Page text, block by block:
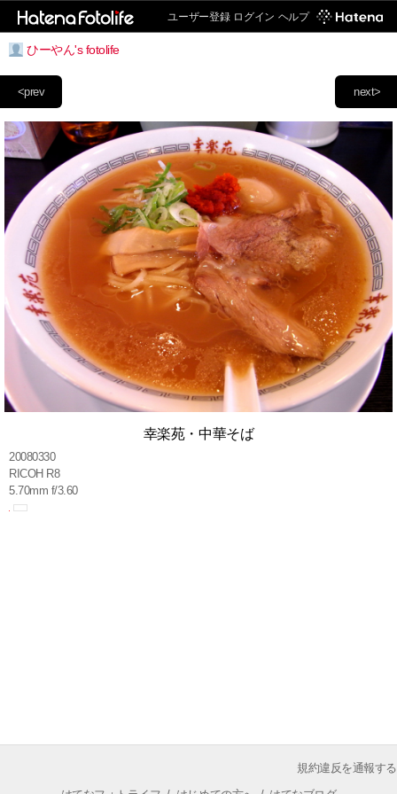
ユーザー登録 ログイン ヘルプ
ひーやん's fotolife
next>
<prev
幸楽苑・中華そば
20080330
RICOH R8
5.70mm f/3.60
規約違反を通報する